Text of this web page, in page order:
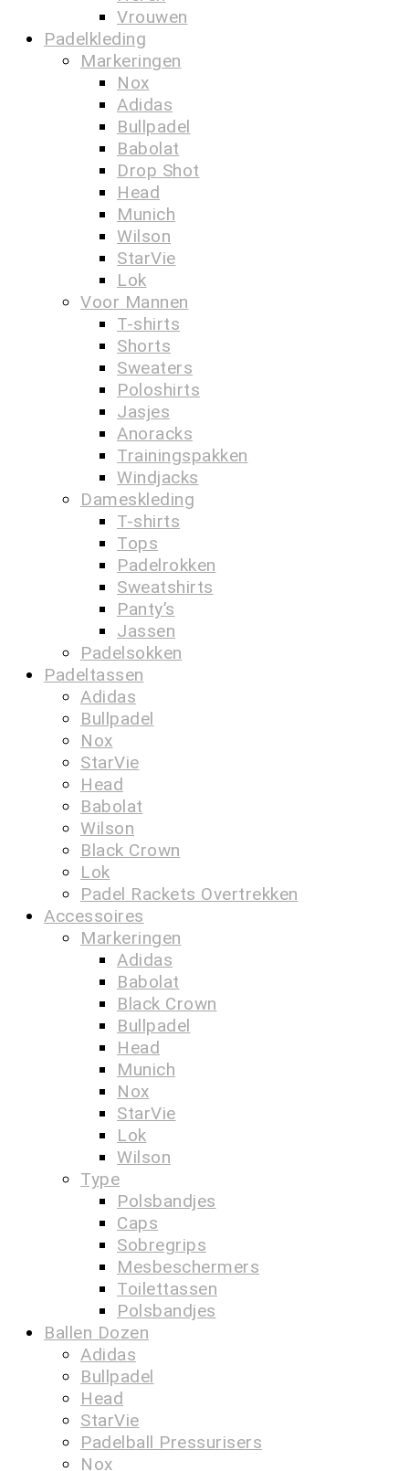
Vrouwen
Padelkleding
Markeringen
Nox
Adidas
Bullpadel
Babolat
Drop Shot
Head
Munich
Wilson
StarVie
Lok
Voor Mannen
T-shirts
Shorts
Sweaters
Poloshirts
Jasjes
Anoracks
Trainingspakken
Windjacks
Dameskleding
T-shirts
Tops
Padelrokken
Sweatshirts
Panty’s
Jassen
Padelsokken
Padeltassen
Adidas
Bullpadel
Nox
StarVie
Head
Babolat
Wilson
Black Crown
Lok
Padel Rackets Overtrekken
Accessoires
Markeringen
Adidas
Babolat
Black Crown
Bullpadel
Head
Munich
Nox
StarVie
Lok
Wilson
Type
Polsbandjes
Caps
Sobregrips
Mesbeschermers
Toilettassen
Polsbandjes
Ballen Dozen
Adidas
Bullpadel
Head
StarVie
Padelball Pressurisers
Nox